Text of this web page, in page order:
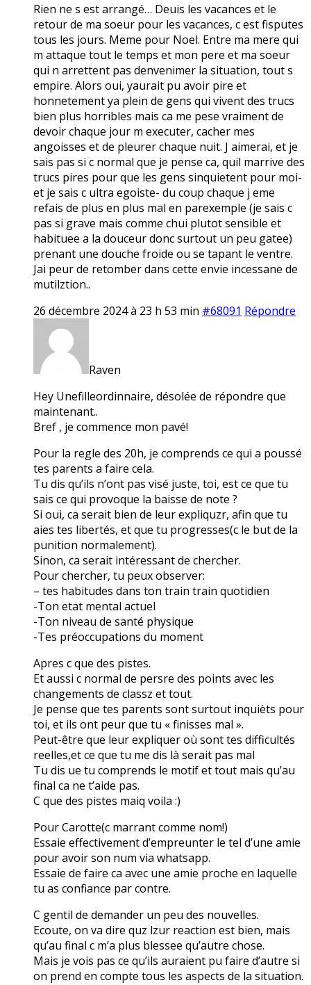
Rien ne s est arrangé… Deuis les vacances et le
retour de ma soeur pour les vacances, c est fisputes
tous les jours. Meme pour Noel. Entre ma mere qui
m attaque tout le temps et mon pere et ma soeur
qui n arrettent pas denvenimer la situation, tout s
empire. Alors oui, yaurait pu avoir pire et
honnetement ya plein de gens qui vivent des trucs
bien plus horribles mais ca me pese vraiment de
devoir chaque jour m executer, cacher mes
angoisses et de pleurer chaque nuit. J aimerai, et je
sais pas si c normal que je pense ca, quil marrive des
trucs pires pour que les gens sinquietent pour moi-
et je sais c ultra egoiste- du coup chaque j eme
refais de plus en plus mal en parexemple (je sais c
pas si grave mais comme chui plutot sensible et
habituee a la douceur donc surtout un peu gatee)
prenant une douche froide ou se tapant le ventre.
Jai peur de retomber dans cette envie incessane de
mutilztion..
26 décembre 2024 à 23 h 53 min #68091 Répondre
Raven
Hey Unefilleordinnaire, désolée de répondre que
maintenant..
Bref , je commence mon pavé!
Pour la regle des 20h, je comprends ce qui a poussé
tes parents a faire cela.
Tu dis qu’ils n’ont pas visé juste, toi, est ce que tu
sais ce qui provoque la baisse de note ?
Si oui, ca serait bien de leur expliquzr, afin que tu
aies tes libertés, et que tu progresses(c le but de la
punition normalement).
Sinon, ca serait intéressant de chercher.
Pour chercher, tu peux observer:
– tes habitudes dans ton train train quotidien
-Ton etat mental actuel
-Ton niveau de santé physique
-Tes préoccupations du moment
Apres c que des pistes.
Et aussi c normal de persre des points avec les
changements de classz et tout.
Je pense que tes parents sont surtout inquièts pour
toi, et ils ont peur que tu « finisses mal ».
Peut-être que leur expliquer où sont tes difficultés
reelles,et ce que tu me dis là serait pas mal
Tu dis ue tu comprends le motif et tout mais qu’au
final ca ne t’aide pas.
C que des pistes maiq voila :)
Pour Carotte(c marrant comme nom!)
Essaie effectivement d’empreunter le tel d’une amie
pour avoir son num via whatsapp.
Essaie de faire ca avec une amie proche en laquelle
tu as confiance par contre.
C gentil de demander un peu des nouvelles.
Ecoute, on va dire quz lzur reaction est bien, mais
qu’au final c m’a plus blessee qu’autre chose.
Mais je vois pas ce qu’ils auraient pu faire d’autre si
on prend en compte tous les aspects de la situation.